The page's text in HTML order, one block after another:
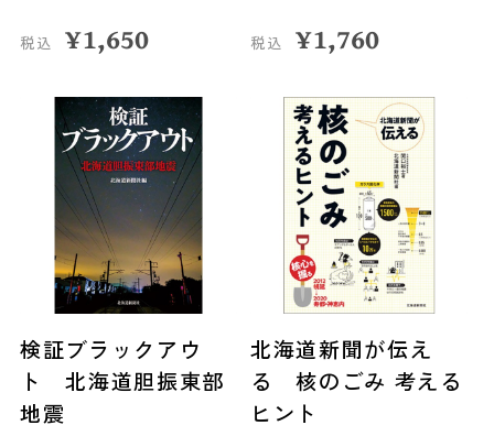
税込 ¥1,650 税込 ¥1,760
検証ブラックアウ
ト 北海道胆振東部
地震
北海道新聞が伝え
る 核のごみ 考える
ヒント